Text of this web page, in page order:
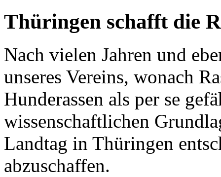
Thüringen schafft die
Nach vielen Jahren und
unseres Vereins, wonach
Hunderassen als per se
wissenschaftlichen
Landtag in Thüringen
abzuschaffen.